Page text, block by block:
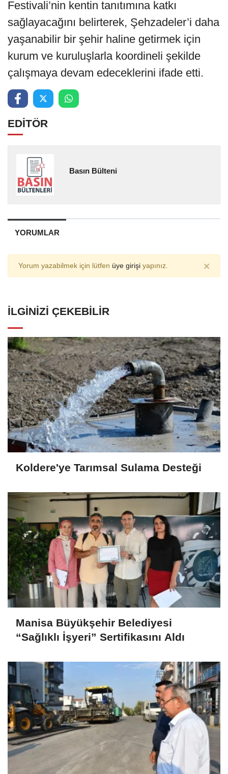
Festivali’nin kentin tanıtımına katkı
sağlayacağını belirterek, Şehzadeler’i daha
yaşanabilir bir şehir haline getirmek için
kurum ve kuruluşlarla koordineli şekilde
çalışmaya devam edeceklerini ifade etti.
EDİTÖR
Basın Bülteni
YORUMLAR
Yorum yazabilmek için lütfen üye girişi yapınız. ×
İLGINIZI ÇEKEBILIR
Koldere'ye Tarımsal Sulama Desteği
Manisa Büyükşehir Belediyesi
“Sağlıklı İşyeri” Sertifikasını Aldı